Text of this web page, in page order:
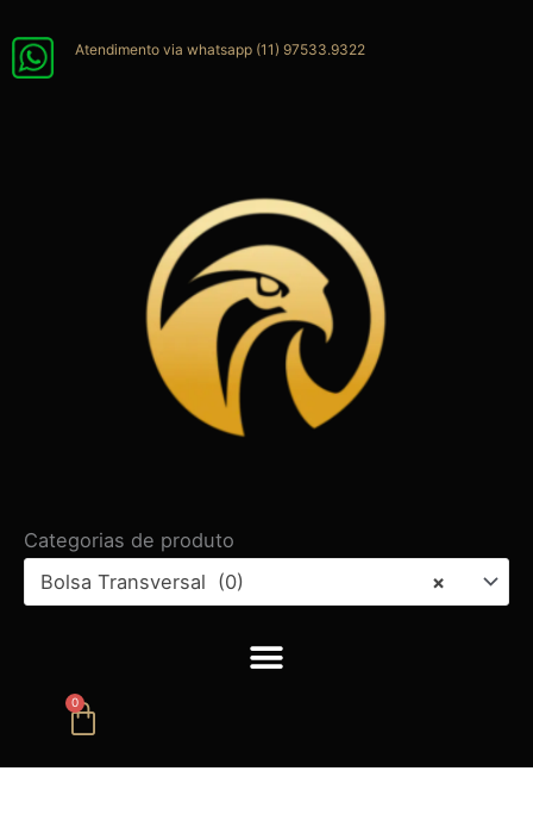
para
Atendimento via whatsapp (11) 97533.9322
Categorias de produto
×
Bolsa Transversal (0)
0
Carrinho